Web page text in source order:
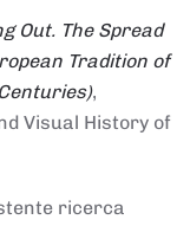
Out. The Spread
Tradition of
,
Visual History of
ricerca